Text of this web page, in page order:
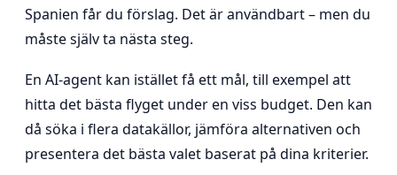
Spanien får du förslag. Det är användbart – men du
måste själv ta nästa steg.
En AI-agent kan istället få ett mål, till exempel att
hitta det bästa flyget under en viss budget. Den kan
då söka i flera datakällor, jämföra alternativen och
presentera det bästa valet baserat på dina kriterier.